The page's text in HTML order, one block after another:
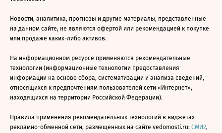
Новости, аналитика, прогнозы и другие материалы, представленные
на данном сайте, не являются офертой или рекомендацией к покупке
или продаже каких-либо активов.
На информационном ресурсе применяются рекомендательные
технологии (информационные технологии предоставления
информации на основе сбора, систематизации и анализа сведений,
относящихся к предпочтениям пользователей сети «Интернет»,
находящихся на территории Российской Федерации).
Правила применения рекомендательных технологий в виджетах
рекламно-обменной сети, размещенных на сайте vedomosti.ru: СМИ2,